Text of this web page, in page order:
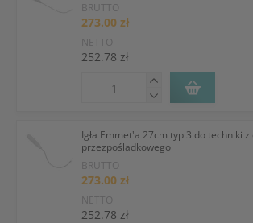
BRUTTO
273.00 zł
NETTO
252.78 zł
Igła Emmet'a 27cm typ 3 do techniki z
przezpośladkowego
BRUTTO
273.00 zł
NETTO
252.78 zł